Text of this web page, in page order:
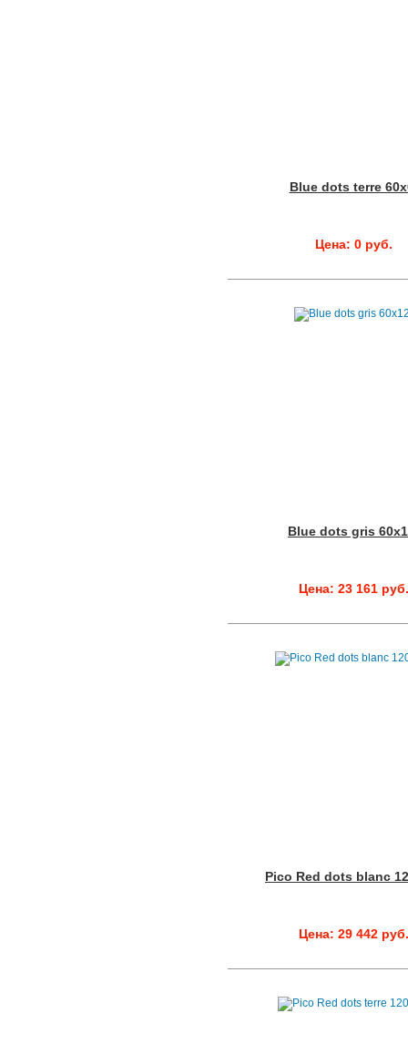
Blue dots terre
Цена: 0 руб.
Blue dots gris
Цена: 23 161 руб.
Pico Red dots blanc
Цена: 29 442 руб.